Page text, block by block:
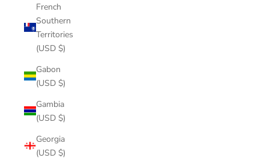
French
Southern
Territories
(USD $)
Gabon
(USD $)
Gambia
(USD $)
Georgia
(USD $)